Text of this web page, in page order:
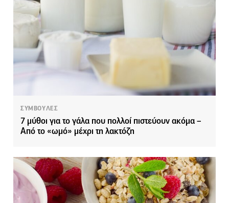
ΣΥΜΒΟΥΛΕΣ
7 μύθοι για το γάλα που πολλοί πιστεύουν ακόμα –
Από το «ωμό» μέχρι τη λακτόζη